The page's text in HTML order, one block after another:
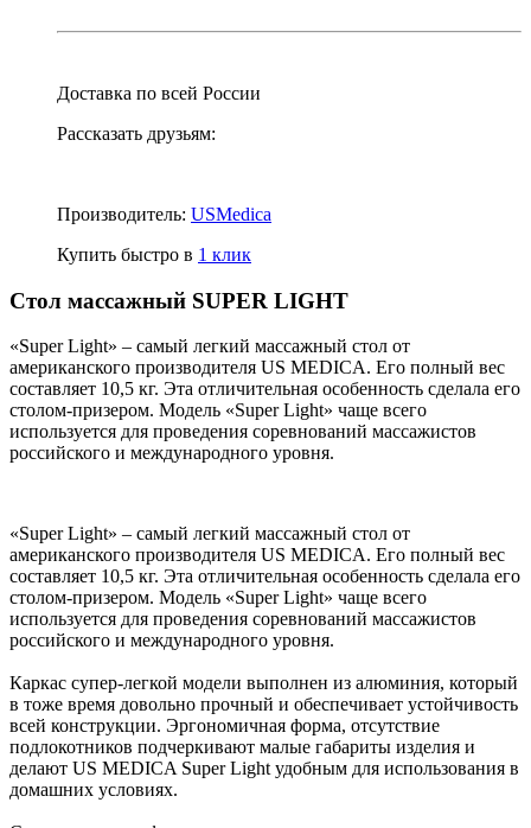
Доставка по всей России
Рассказать друзьям:
Производитель: USMedica
Купить быстро в 1 клик
Стол массажный SUPER LIGHT
«Super Light» – самый легкий массажный стол от
американского производителя US MEDICA. Его полный вес
составляет 10,5 кг. Эта отличительная особенность сделала его
столом-призером. Модель «Super Light» чаще всего
используется для проведения соревнований массажистов
российского и международного уровня.
«Super Light» – самый легкий массажный стол от
американского производителя US MEDICA. Его полный вес
составляет 10,5 кг. Эта отличительная особенность сделала его
столом-призером. Модель «Super Light» чаще всего
используется для проведения соревнований массажистов
российского и международного уровня.
Каркас супер-легкой модели выполнен из алюминия, который
в тоже время довольно прочный и обеспечивает устойчивость
всей конструкции. Эргономичная форма, отсутствие
подлокотников подчеркивают малые габариты изделия и
делают US MEDICA Super Light удобным для использования в
домашних условиях.